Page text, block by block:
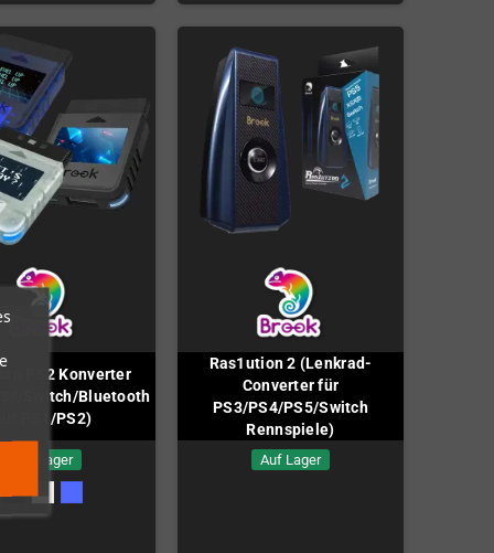
PS2 Konverter
Switch/Bluetooth
auf PS1/PS2)
Auf Lager
Ras1ution 2 (Lenkrad-
Converter für
PS3/PS4/PS5/Switch
Rennspiele)
Auf Lager